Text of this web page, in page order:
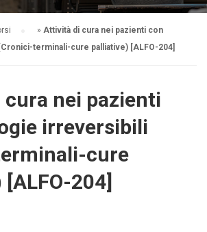
» Attività di cura nei pazienti con
terminali-cure palliative) [ALFO-204]
nei pazienti
irreversibili
cure
204]